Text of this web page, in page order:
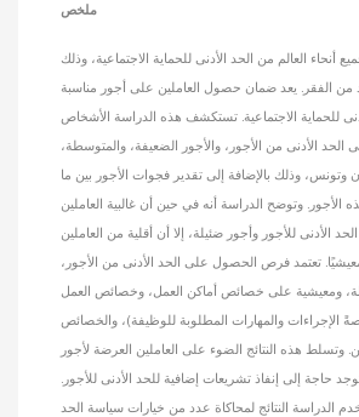
ملخص
أنحاء العالم من الحد الأدنى للحماية الاجتماعية، وذلك
من الفقر. يعد ضمان حصول العاملين على أجور مناسبة
للحماية الاجتماعية. تستكشف هذه الدراسة الأشخاص
الحد الأدنى من الأجور، والأجور الضعيفة، والمتوسطة،
وتونس، وذلك بالإضافة إلى تقدير فجوات الأجور بين ما
الأجور. وتوضح الدراسة أنه في حين أن غالبية العاملين
الأدنى للأجور وأجور ضئيلة، إلا أن أقلية من العاملين
تعتمد فرص الحصول على الحد الأدنى من الأجور،
ومعيشية على خصائص أماكن العمل، وخصائص العمل
الإجراءات والمهارات المطلوبة للوظيفة)، والخصائص
وتسلط هذه النتائج الضوء على العاملين العرضة لأجور
حاجة إلى إنفاذ تشريعات إضافية للحد الأدنى للأجور.
الدراسة النتائج لمحاكاة عدد من خيارات سياسة الحد